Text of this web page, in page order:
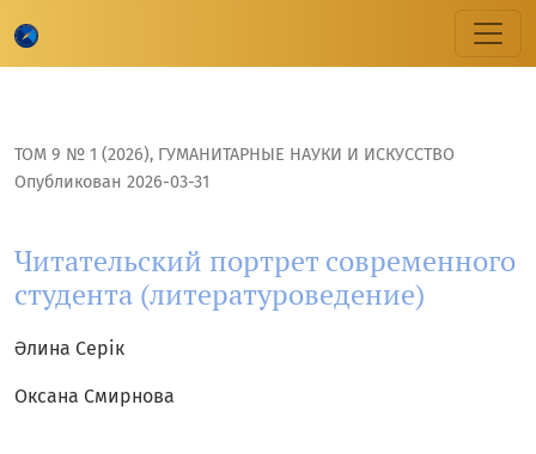
ТОМ 9 № 1 (2026), ГУМАНИТАРНЫЕ НАУКИ И ИСКУССТВО
Читательский портрет современного
студента (литературоведение)
Опубликован 2026-03-31
Әлина Серік
Оксана Смирнова